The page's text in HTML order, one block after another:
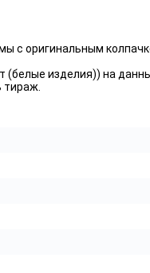
c оригинальным
изделия)) на
тираж.